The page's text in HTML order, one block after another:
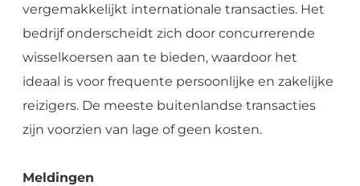
vergemakkelijkt internationale transacties. Het
bedrijf onderscheidt zich door concurrerende
wisselkoersen aan te bieden, waardoor het
ideaal is voor frequente persoonlijke en zakelijke
reizigers. De meeste buitenlandse transacties
zijn voorzien van lage of geen kosten.
Meldingen